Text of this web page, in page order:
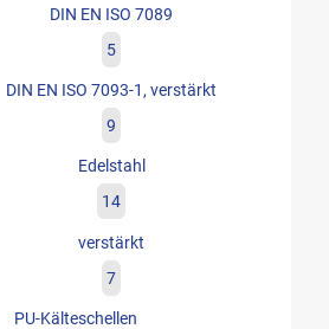
DIN EN ISO 7089
5
DIN EN ISO 7093-1, verstärkt
9
Edelstahl
14
verstärkt
7
PU-Kälteschellen